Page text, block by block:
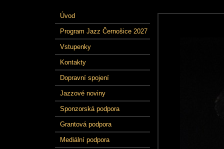
Úvod
Program Jazz Černošice 2027
Vstupenky
Kontakty
Dopravní spojení
Jazzové noviny
Sponzorská podpora
Grantová podpora
Mediální podpora